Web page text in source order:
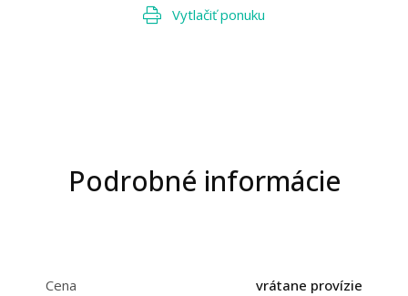
Vytlačiť ponuku
Podrobné informácie
Cena vrátane provízie